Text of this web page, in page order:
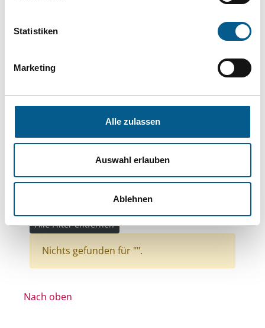
Statistiken
Marketing
Alle zulassen
Auswahl erlauben
Ablehnen
Aktive Filter:
Themen: Kirchliche Zwecke
Themen: Heimatpflege
Themen: Natur- & Umweltschutz
Themen: Kinder, Jugendliche & Familie
Themen: Politische Bildung & Demokratie
Themen: Wissenschaft und Forschung
Themen: Bürgerschaftliches Engagement
Alle Filter entfernen
Nichts gefunden für "".
Nach oben